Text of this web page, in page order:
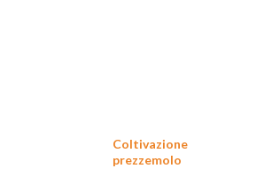
Coltivazione
prezzemolo